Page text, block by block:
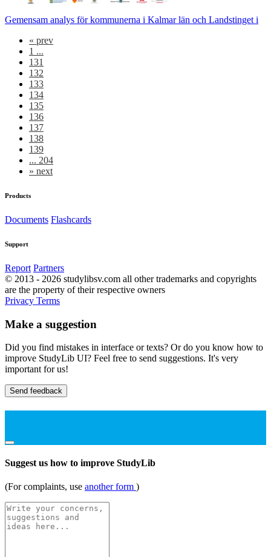
Gemensam analys för kommunerna i Kalmar län och Landstinget i
« prev
1 ...
131
132
133
134
135
136
137
138
139
... 204
» next
Products
Documents Flashcards
Support
Report Partners
© 2013 - 2026 studylibsv.com all other trademarks and copyrights
are the property of their respective owners
Privacy Terms
Make a suggestion
Did you find mistakes in interface or texts? Or do you know how to
improve StudyLib UI? Feel free to send suggestions. It's very
important for us!
Send feedback
Suggest us how to improve StudyLib
(For complaints, use another form )